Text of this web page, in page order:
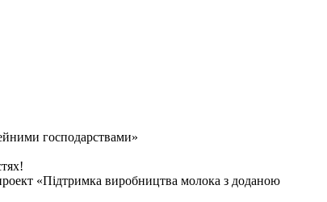
господарствами»
«Підтримка виробництва молока з доданою